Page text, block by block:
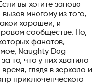
вы хотите заново
многому из того,
хорошей, и
сообществе. Но,
фанатов,
Naughty Dog
то, что у них хватило
глядя в зеркало и
приключенческого